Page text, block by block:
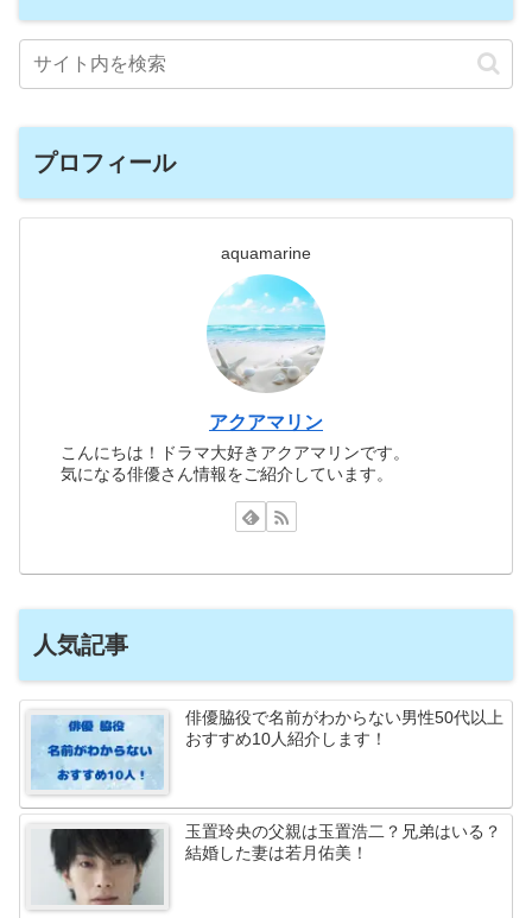
プロフィール
aquamarine
アクアマリン
こんにちは！ドラマ大好きアクアマリンです。
気になる俳優さん情報をご紹介しています。
人気記事
俳優脇役で名前がわからない男性50代以上
おすすめ10人紹介します！
玉置玲央の父親は玉置浩二？兄弟はいる？
結婚した妻は若月佑美！